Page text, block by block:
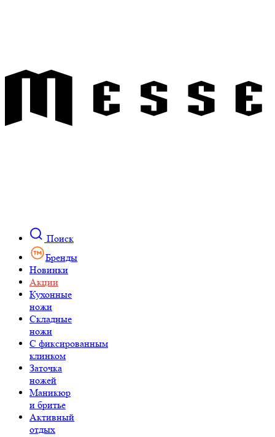
Поиск
Бренды
Новинки
Акции
Кухонные
ножи
Складные
ножи
C фиксированным
клинком
Заточка
ножей
Маникюр
и бритье
Активный
отдых